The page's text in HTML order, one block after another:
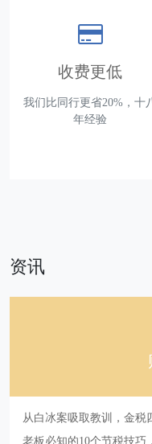
收费更低
我们比同行更省20%，十
年经验
资讯
从白冰案吸取教训，金税
老板必知的10个节税技巧